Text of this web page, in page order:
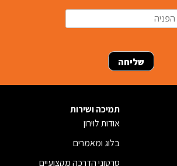
תמיכה ושירות
אודות לוירון
בלוג ומאמרים
סרטוני הדרכה מקצועיים